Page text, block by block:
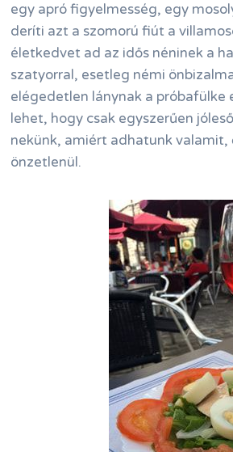
egy apró figyelmesség, egy
deríti azt a szomorú fiút a
életkedvet ad az idős néninek a
szatyorral, esetleg némi
elégedetlen lánynak a próbafülke
lehet, hogy csak egyszerűen
nekünk, amiért adhatunk valamit,
önzetlenül.